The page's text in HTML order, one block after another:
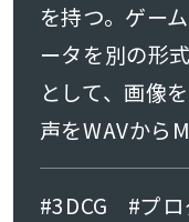
を持つ。ゲー
ータを別の形
として、画像
声をWAVから
#3DCG #プ